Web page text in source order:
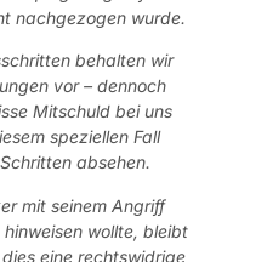
nachgezogen wurde.
behalten wir
vor – dennoch
Mitschuld bei uns
speziellen Fall
absehen.
mit seinem Angriff
wollte, bleibt
eine rechtswidrige